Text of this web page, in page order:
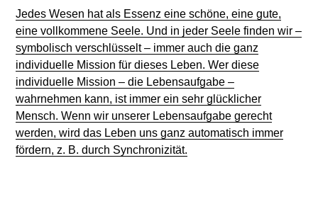
Jedes Wesen hat als Essenz eine schöne, eine gute,
eine vollkommene Seele. Und in jeder Seele finden wir –
symbolisch verschlüsselt – immer auch die ganz
individuelle Mission für dieses Leben. Wer diese
individuelle Mission – die Lebensaufgabe –
wahrnehmen kann, ist immer ein sehr glücklicher
Mensch. Wenn wir unserer Lebensaufgabe gerecht
werden, wird das Leben uns ganz automatisch immer
fördern, z. B. durch Synchronizität.